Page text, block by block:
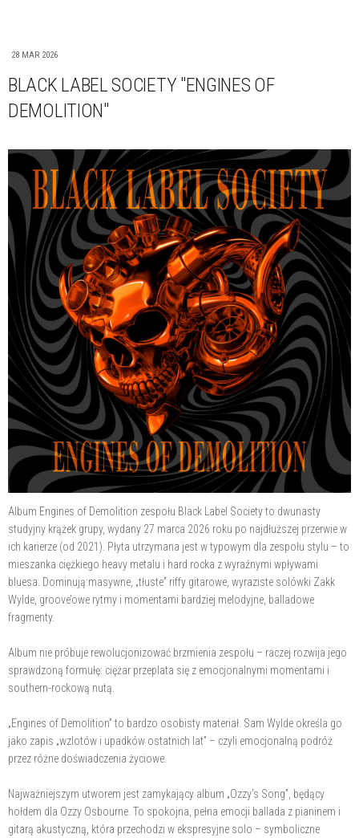
28 MAR 2026
BLACK LABEL SOCIETY "ENGINES OF
DEMOLITION"
Album Engines of Demolition zespołu Black Label Society to dwunasty
studyjny krążek grupy, wydany 27 marca 2026 roku po najdłuższej przerwie w
ich karierze (od 2021). Płyta utrzymana jest w typowym dla zespołu stylu – to
mieszanka ciężkiego heavy metalu i hard rocka z wyraźnymi wpływami
bluesa. Dominują:masywne, „tłuste” riffy gitarowe, wyraziste solówki Zakk
Wylde, groove’owe rytmy i momentami bardziej melodyjne, balladowe
fragmenty.
Album nie próbuje rewolucjonizować brzmienia zespołu – raczej rozwija jego
sprawdzoną formułę: ciężar przeplata się z emocjonalnymi momentami i
southern-rockową nutą.
„Engines of Demolition” to bardzo osobisty materiał. Sam Wylde określa go
jako zapis „wzlotów i upadków ostatnich lat” – czyli emocjonalną podróż
przez różne doświadczenia życiowe.
Najważniejszym utworem jest zamykający album „Ozzy’s Song”, będący
hołdem dla Ozzy Osbourne. To spokojna, pełna emocji ballada z pianinem i
gitarą akustyczną, która przechodzi w ekspresyjne solo – symboliczne